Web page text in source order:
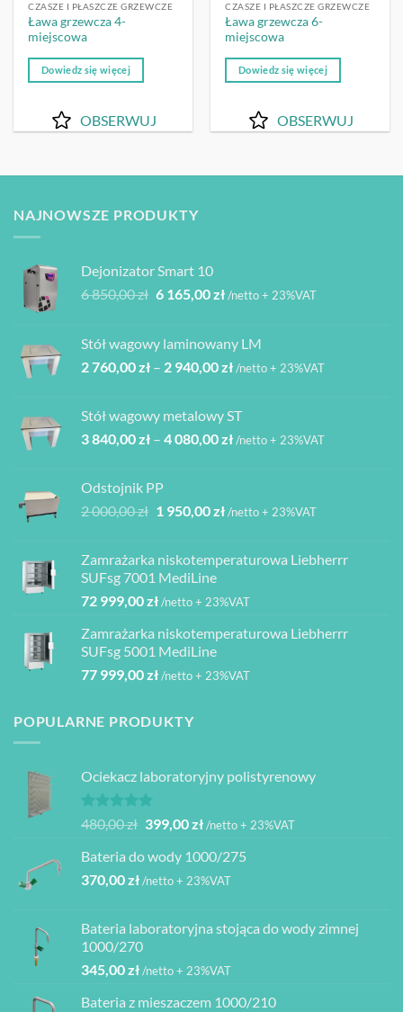
CZASZE I PŁASZCZE GRZEWCZE
Ława grzewcza 4-
miejscowa
Dowiedz się więcej
OBSERWUJ
CZASZE I PŁASZCZE GRZEWCZE
Ława grzewcza 6-
miejscowa
Dowiedz się więcej
OBSERWUJ
NAJNOWSZE PRODUKTY
Dejonizator Smart 10
6 850,00zł Pierwotna
6
850,00 zł.
6 165,00złAktualna
6
165,00 zł.
/netto + 23%VAT
Stół wagowy laminowany LM
2 760,00zł – 2 940,00złZakres
2
760,00 zł
/netto + 23%VAT
Stół wagowy metalowy ST
3 840,00zł – 4 080,00złZakres
840,00 zł
080,00 zł
/netto + 23%VAT
Odstojnik PP
2 000,00zł Pierwotna
2
000,00 zł.
1 950,00złAktualna
1
/netto + 23%VAT
Zamrażarka niskotemperaturowa Liebherrr
SUFsg 7001 MediLine
72 999,00zł/netto + 23%VAT
Zamrażarka niskotemperaturowa Liebherrr
SUFsg 5001 MediLine
77 999,00zł/netto + 23%VAT
POPULARNE PRODUKTY
Ociekacz laboratoryjny polistyrenowy
Oceniono
na 5
480,00zł Pierwotna
wynosiła:
480,00 zł.
399,00złAktualna
wynosi:
399,00 zł.
/netto + 23%VAT
Bateria do wody 1000/275
370,00zł/netto + 23%VAT
Bateria laboratoryjna stojąca do wody zimnej
1000/270
345,00zł/netto + 23%VAT
Bateria z mieszaczem 1000/210